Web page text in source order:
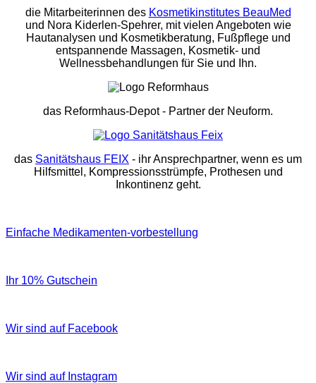
die Mitarbeiterinnen des Kosmetikinstitutes BeauMed
und Nora Kiderlen-Spehrer, mit vielen Angeboten wie
Hautanalysen und Kosmetikberatung, Fußpflege und
entspannende Massagen, Kosmetik- und
Wellnessbehandlungen für Sie und Ihn.
das Reformhaus-Depot- Partner der Neuform.
das Sanitätshaus FEIX - ihr Ansprechpartner, wenn es um
Hilfsmittel, Kompressionsstrümpfe, Prothesen und
Inkontinenz geht.
Einfache Medikamenten-vorbestellung
Ihr 10% Gutschein
Wir sind auf Facebook
Wir sind auf Instagram